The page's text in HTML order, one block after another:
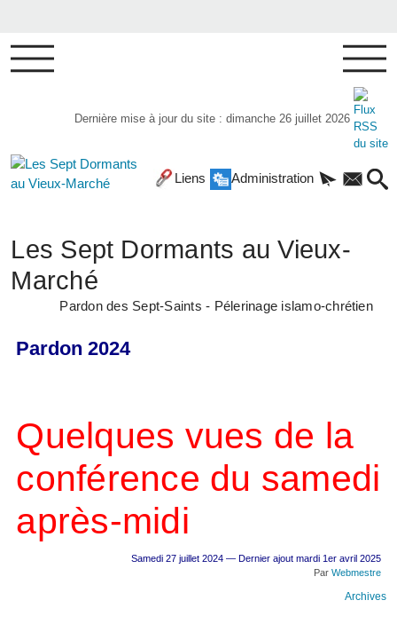
Dernière mise à jour du site : dimanche 26 juillet 2026
Liens Administration
Les Sept Dormants au Vieux-
Marché
Pardon des Sept-Saints - Pélerinage islamo-chrétien
Pardon 2024
Quelques vues de la
conférence du samedi
après-midi
Samedi 27 juillet 2024 — Dernier ajout mardi 1er avril 2025
Par Webmestre
Archives